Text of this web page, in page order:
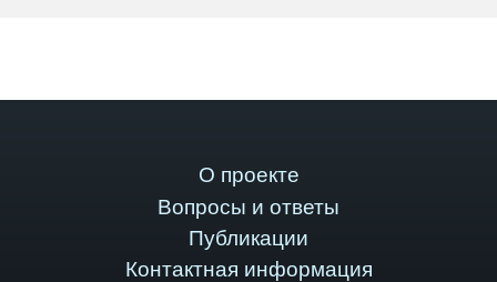
О проекте
Вопросы и ответы
Публикации
Контактная информация